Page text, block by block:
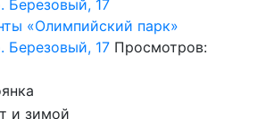
«Олимпийский парк»
Березовый, 17 Просмотров: